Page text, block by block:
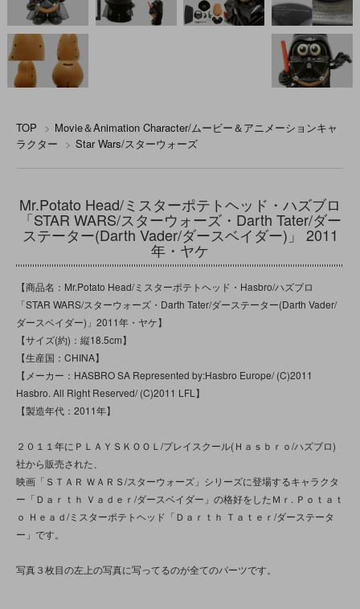
TOP > Movie＆Animation Character/ムービー＆アニメーションキャ
ラクター > Star Wars/スターウォーズ
Mr.Potato Head/ミスターポテトヘッド・ハズブロ
「STAR WARS/スターウォーズ・Darth Tater/ダー
ステーター(Darth Vader/ダースベイダー)」 2011
年・ヤケ
【商品名：Mr.Potato Head/ミスターポテトヘッド・Hasbro/ハズブロ
「STAR WARS/スターウォーズ・Darth Tater/ダーステーター(Darth Vader/
ダースベイダー)」2011年・ヤケ】
【サイズ(約)：縦18.5cm】
【生産国：CHINA】
【メーカー：HASBRO SA Represented by:Hasbro Europe/ (C)2011
Hasbro. All Right Reserved/ (C)2011 LFL】
【製造年代：2011年】
２０１１年にＰＬＡＹＳＫＯＯＬ/プレイスクール(Ｈａｓｂｒｏ/ハズブロ)
社から販売された、
映画「ＳＴＡＲ ＷＡＲＳ/スターウォーズ」シリーズに登場するキャラクタ
ー「Ｄａｒｔｈ Ｖａｄｅｒ/ダースベイダー」の格好をしたＭｒ. Ｐｏｔａｔ
ｏ Ｈｅａｄ/ミスターポテトヘッド「Ｄａｒｔｈ Ｔａｔｅｒ/ダーステータ
ー」です。
写真３枚目の左上の写真に写ってるのが全てのパーツです。